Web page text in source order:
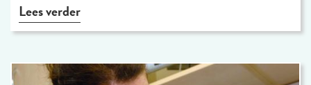
Lees verder